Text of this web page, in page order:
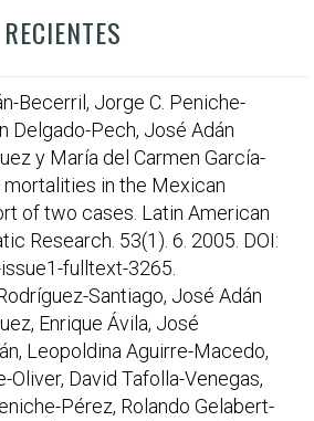
Becerril, Jorge C. Peniche-
Delgado-Pech, José Adán
y María del Carmen García-
mortalities in the Mexican
of two cases. Latin American
Research. 53(1). 6. 2005. DOI:
fulltext-3265.
Santiago, José Adán
Enrique Ávila, José
Leopoldina Aguirre-Macedo,
Oliver, David Tafolla-Venegas,
Pérez, Rolando Gelabert-